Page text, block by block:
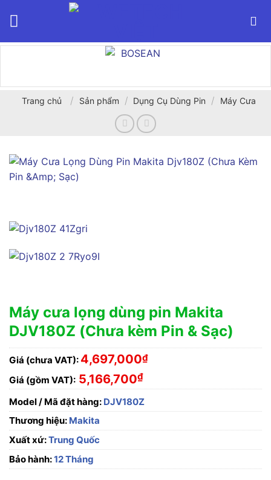
Trang chủ / Sản phẩm / Dụng Cụ Dùng Pin / Máy Cưa
Máy cưa lọng dùng pin Makita
DJV180Z (Chưa kèm Pin & Sạc)
Giá (chưa VAT): 4,697,000₫
Giá (gồm VAT): 5,166,700₫
Model / Mã đặt hàng: DJV180Z
Thương hiệu: Makita
Xuất xứ:Trung Quốc
Bảo hành:12 Tháng